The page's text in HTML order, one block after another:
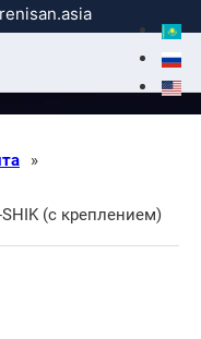
»
(с креплением)